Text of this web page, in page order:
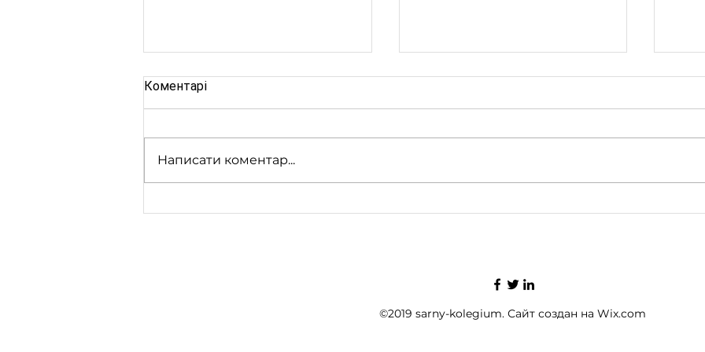
Як вона обертається.
Коментарі
Написати коментар...
©2019 sarny-kolegium. Сайт создан на Wix.com